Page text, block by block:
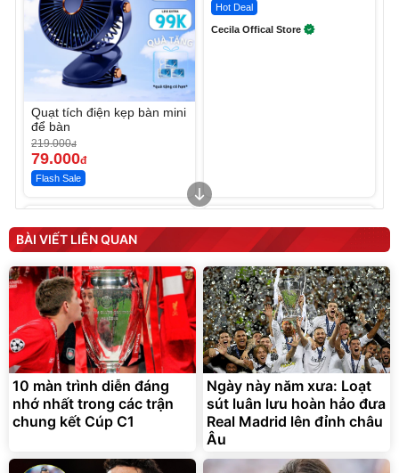
Quạt tích điện kẹp bàn mini
để bàn
219.000đ
79.000đ
Flash Sale
Hot Deal
Cecila Offical Store
tức thì Vaseline Body
190.000đ
138.330đ
Discount
D2-001 - Thông Minh
3.000.000
2.200.000đ
Flash Sale
Unmute
Vali Bamozo Khung Nhôm
9066 Size 20/24/28 Cao
Cấp
1.000.000đ
825.000 đ
Flash Sale
BÀI VIẾT LIÊN QUAN
10 màn trình diễn đáng
nhớ nhất trong các trận
chung kết Cúp C1
Ngày này năm xưa: Loạt
sút luân lưu hoàn hảo đưa
Real Madrid lên đỉnh châu
Âu